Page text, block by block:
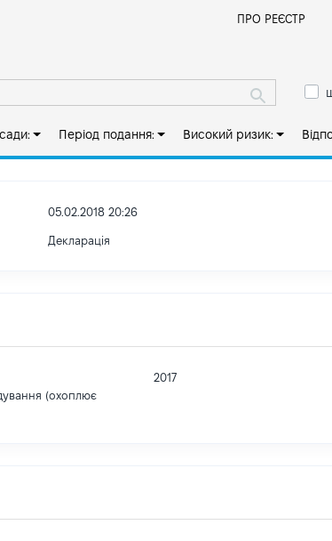
ПРО РЕЄСТР
Період подання: Високий ризик:
05.02.2018 20:26
Декларація
(охоплює
2017